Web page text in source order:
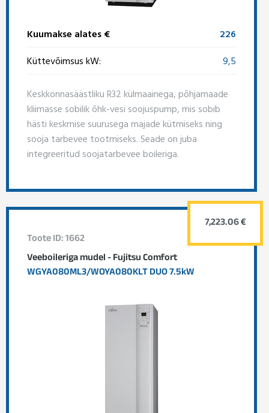
Kuumakse alates €
226
Küttevõimsus kW:
9,5
Keskkonnasäästliku R32 külmaainega, põhjamaade
kliimasse sobilik õhk-vesi soojuspump, mis sobib
hästi keskmise suurusega majade kütmiseks ning
sooja tarbevee tootmiseks. Seade on juba
integreeritud soojatarbevee boileriga.
Toote ID: 1662
Veeboileriga mudel - Fujitsu Comfort
WGYA080ML3/WOYA080KLT DUO 7.5kW
7,223.06 €